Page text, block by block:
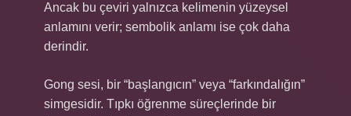
Ancak bu çeviri yalnızca kelimenin yüzeysel
anlamını verir; sembolik anlamı ise çok daha
derindir.
Gong sesi, bir “başlangıcın” veya “farkındalığın”
simgesidir. Tıpkı öğrenme süreçlerinde bir